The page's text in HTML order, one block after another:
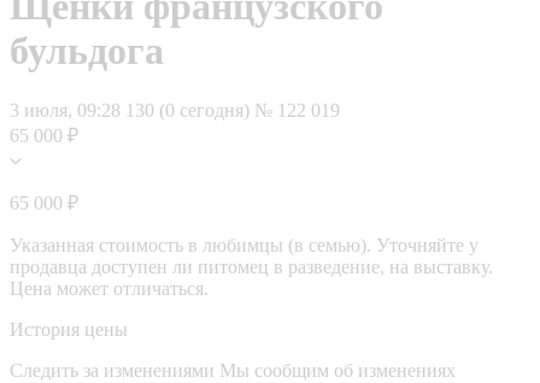
бульдога
3 июля, 09:28 130 (0 сегодня) № 122 019
65 000 ₽
65 000 ₽
Указанная стоимость в любимцы (в семью). Уточняйте у
продавца доступен ли питомец в разведение, на выставку.
Цена может отличаться.
История цены
Следить за изменениями Мы сообщим об изменениях